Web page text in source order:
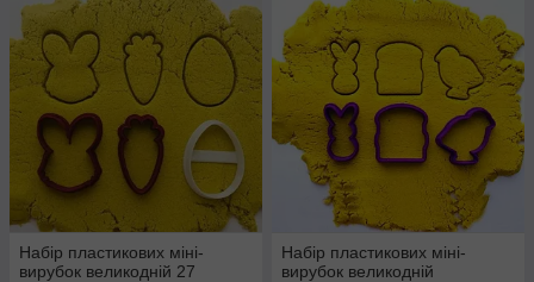
Набір пластикових міні-
вирубок великодній 27
Набір пластикових міні-
вирубок великодній